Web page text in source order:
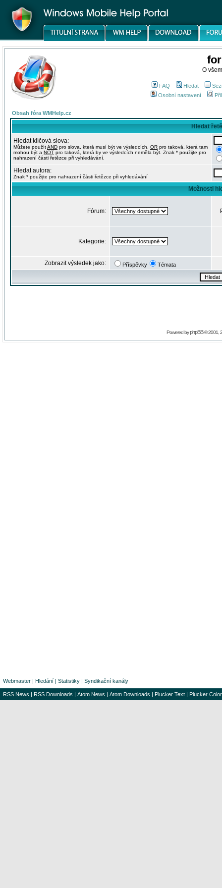
O
FAQ Hledat
Osobní nastavení
Obsah fóra WMHelp.cz
Hledat
Hledat klíčová slova:
Můžete použítAND pro slova, která musí být ve výsledcích, OR pro taková, která tam
mohou být a NOT pro taková, která by ve výsledcích neměla být. Znak * použijte pro
nahrazení části řetězce při vyhledávání.
Hledat autora:
Znak * použijte pro nahrazení části řetězce při vyhledávání
Možnosti
Fórum:
Kategorie:
Zobrazit výsledek jako: Příspěvky Témata
Powered byphpBB© 2001,
Webmaster | Hledání | Statistiky | Syndikační kanály
RSS News | RSS Downloads | Atom News | Atom Downloads | Plucker Text | Plucker Color